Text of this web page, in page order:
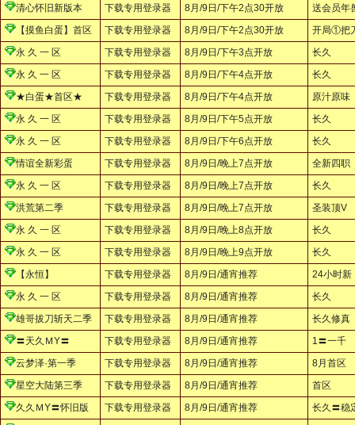
清心怀旧新版本
下载专用登录器 8月/9日/下午2点30开放
送会员年
【摸鱼白蛋】首区
下载专用登录器 8月/9日/下午2点30开放
开局①把
永 久 一 区
下载专用登录器 8月/9日/下午3点开放
长久
永 久 一 区
下载专用登录器 8月/9日/下午4点开放
长久
★白蛋★首区★
下载专用登录器 8月/9日/下午4点开放
原汁原味
永 久 一 区
下载专用登录器 8月/9日/下午5点开放
长久
永 久 一 区
下载专用登录器 8月/9日/下午6点开放
长久
情谊全新彩蛋
下载专用登录器 8月/9日/晚上7点开放
全新四职
永 久 一 区
下载专用登录器 8月/9日/晚上7点开放
长久
洪荒第二季
下载专用登录器 8月/9日/晚上7点开放
圣装顶V
永 久 一 区
下载专用登录器 8月/9日/晚上8点开放
长久
永 久 一 区
下载专用登录器 8月/9日/晚上9点开放
长久
【永恒】
下载专用登录器 8月/9日/通宵推荐
24小时新
永 久 一 区
下载专用登录器 8月/9日/通宵推荐
长久
雄哥拔刀斩天二季
下载专用登录器 8月/9日/通宵推荐
长久修真
〓天久ＭY〓
下载专用登录器 8月/9日/通宵推荐
1〓一千
云梦泽·第一季
下载专用登录器 8月/9日/通宵推荐
8月首区
星空大陆第三季
下载专用登录器 8月/9日/通宵推荐
首区
久久ＭY〓怀旧版
下载专用登录器 8月/9日/通宵推荐
长久〓稳